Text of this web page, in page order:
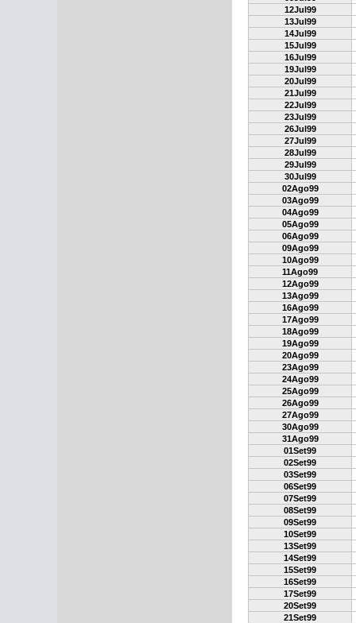
12Jul99
13Jul99
14Jul99
15Jul99
16Jul99
19Jul99
20Jul99
21Jul99
22Jul99
23Jul99
26Jul99
27Jul99
28Jul99
29Jul99
30Jul99
02Ago99
03Ago99
04Ago99
05Ago99
06Ago99
09Ago99
10Ago99
11Ago99
12Ago99
13Ago99
16Ago99
17Ago99
18Ago99
19Ago99
20Ago99
23Ago99
24Ago99
25Ago99
26Ago99
27Ago99
30Ago99
31Ago99
01Set99
02Set99
03Set99
06Set99
07Set99
08Set99
09Set99
10Set99
13Set99
14Set99
15Set99
16Set99
17Set99
20Set99
21Set99